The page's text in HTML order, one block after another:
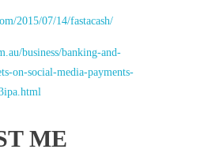
2015/07/14/fastacash/
business/banking-and-
on-social-media-payments-
ME